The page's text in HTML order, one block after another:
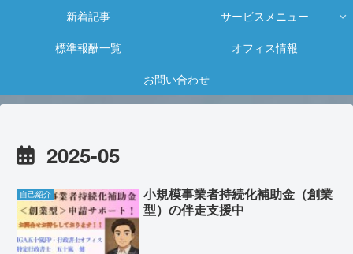
新着記事
サービスメニュー
標準報酬一覧
オフィス情報
お問い合わせ
2025-05
自己紹介
小規模事業者持続化補助金（創業
型）の伴走支援中